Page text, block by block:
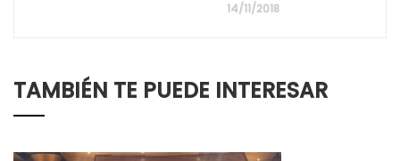
14/11/2018
TAMBIÉN TE PUEDE INTERESAR